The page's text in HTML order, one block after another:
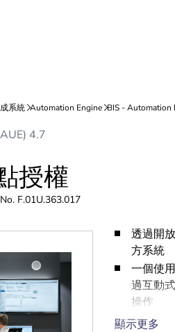
4.7
授權
F.01U.363.017
透過開
方系統
一個使
過互動
操作
完全嵌
顯示更多